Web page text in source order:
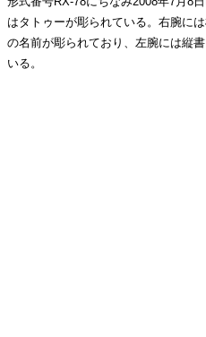
はタトゥーが彫られている。右腕に
の名前が彫られており、左腕には縦
いる。